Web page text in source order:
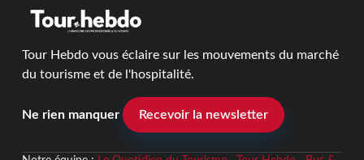
Tour Hebdo vous éclaire sur les mouvements du marché
du tourisme et de l'hospitalité.
Ne rien manquer Recevoir la newsletter